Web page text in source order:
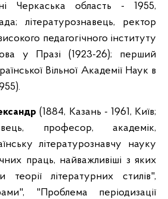
Черкаська область - 1955,
літературознавець, ректор
педагогічного інституту
у Празі (1923-26); перший
Вільної Академії Наук в
(1884, Казань - 1961, Київ;
професор, академік,
літературознавчу науку
праць, найважливіші з яких
літературних стилів",
"Проблема періодизації